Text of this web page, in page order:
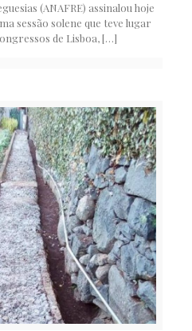
(ANAFRE) assinalou hoje
sessão solene que teve lugar
de Lisboa,[…]